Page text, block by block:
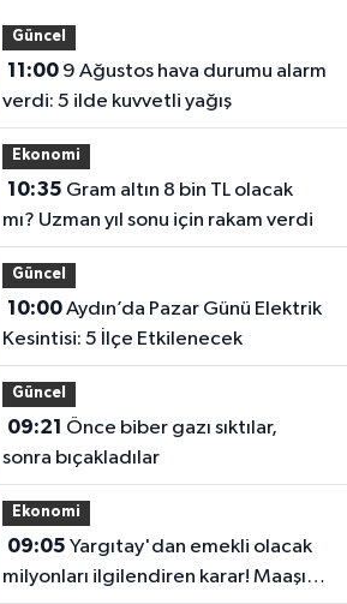
Güncel
11:009 Ağustos hava durumu alarm
verdi: 5 ilde kuvvetli yağış
Ekonomi
10:35
mı? Uzman yıl sonu için rakam verdi
Güncel
10:00Aydın’da Pazar Günü Elektrik
Kesintisi: 5 İlçe Etkilenecek
Güncel
09:21
sonra bıçakladılar
Ekonomi
09:05
milyonları ilgilendiren karar! Maaşı